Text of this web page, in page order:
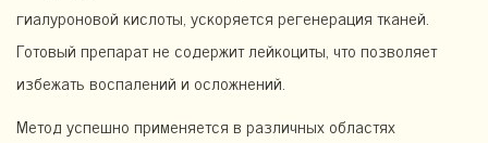
гиалуроновой кислоты, ускоряется регенерация тканей.
Готовый препарат не содержит лейкоциты, что позволяет
избежать воспалений и осложнений.
Метод успешно применяется в различных областях